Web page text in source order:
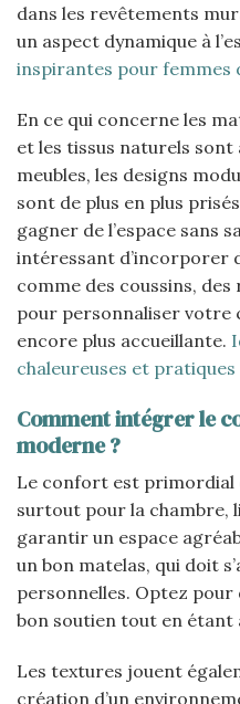
dans les revêtements
un aspect dynamique à
inspirantes pour femmes
En ce qui concerne les
et les tissus naturels sont
meubles, les designs
sont de plus en plus
gagner de l’espace sans
intéressant d’incorporer
comme des coussins,
pour personnaliser votre
encore plus accueillante.
chaleureuses et
Comment intégrer le
moderne ?
Le confort est primordial
surtout pour la chambre,
garantir un espace
un bon matelas, qui doit
personnelles. Optez
bon soutien tout en étant
Les textures jouent
création d’un